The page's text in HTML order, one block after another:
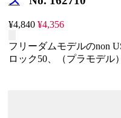
¥4,840 ¥4,356
フリーダムモデルのnon
ロック50、（プラモデル